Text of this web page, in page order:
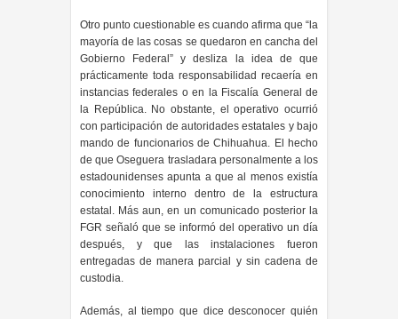
Otro punto cuestionable es cuando afirma que “la
mayoría de las cosas se quedaron en cancha del
Gobierno Federal” y desliza la idea de que
prácticamente toda responsabilidad recaería en
instancias federales o en la Fiscalía General de
la República. No obstante, el operativo ocurrió
con participación de autoridades estatales y bajo
mando de funcionarios de Chihuahua. El hecho
de que Oseguera trasladara personalmente a los
estadounidenses apunta a que al menos existía
conocimiento interno dentro de la estructura
estatal. Más aun, en un comunicado posterior la
FGR señaló que se informó del operativo un día
después, y que las instalaciones fueron
entregadas de manera parcial y sin cadena de
custodia.
Además, al tiempo que dice desconocer quién